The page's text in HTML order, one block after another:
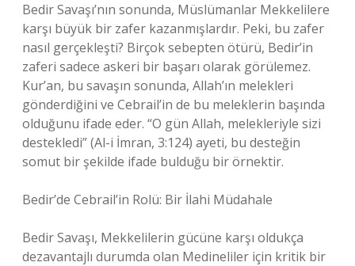
Bedir Savaşı’nın sonunda, Müslümanlar Mekkelilere
karşı büyük bir zafer kazanmışlardır. Peki, bu zafer
nasıl gerçekleşti? Birçok sebepten ötürü, Bedir’in
zaferi sadece askeri bir başarı olarak görülemez.
Kur’an, bu savaşın sonunda, Allah’ın melekleri
gönderdiğini ve Cebrail’in de bu meleklerin başında
olduğunu ifade eder. “O gün Allah, melekleriyle sizi
destekledi” (Al-i İmran, 3:124) ayeti, bu desteğin
somut bir şekilde ifade bulduğu bir örnektir.
Bedir’de Cebrail’in Rolü: Bir İlahi Müdahale
Bedir Savaşı, Mekkelilerin gücüne karşı oldukça
dezavantajlı durumda olan Medineliler için kritik bir